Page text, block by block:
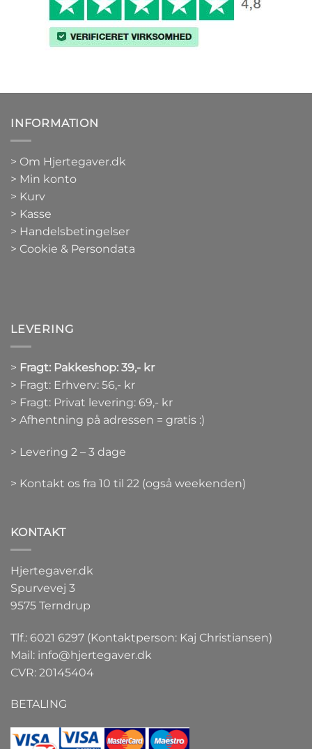
INFORMATION
> Om Hjertegaver.dk
> Min konto
> Kurv
> Kasse
> Handelsbetingelser
> Cookie & Persondata
LEVERING
> Fragt: Pakkeshop: 39,- kr
> Fragt: Erhverv: 56,- kr
> Fragt: Privat levering: 69,- kr
> Afhentning på adressen = gratis :)
> Levering 2 – 3 dage
> Kontakt os fra 10 til 22 (også weekenden)
KONTAKT
Hjertegaver.dk
Spurvevej 3
9575 Terndrup
Tlf.: 6021 6297 (Kontaktperson: Kaj Christiansen)
Mail: info@hjertegaver.dk
CVR: 20145404
BETALING